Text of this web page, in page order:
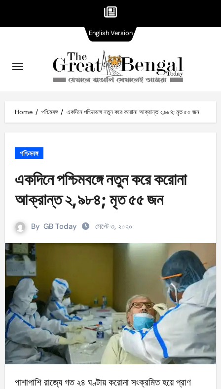
content
Home পশ্চিমবঙ্গ একদিনে পশ্চিমবঙ্গে নতুন করে করোনা আক্রান্ত ২,৯৮৪; মৃত ৫৫ জন
পশ্চিমবঙ্গ
একদিনে পশ্চিমবঙ্গে নতুন করে করোনা
আক্রান্ত ২,৯৮৪; মৃত ৫৫ জন
By GB Today সেপ্টে ৩, ২০২০
পাশাপাশি রাজ্যে গত ২৪ ঘণ্টায় করোনা সংক্রমিত হয়ে প্রাণ
English VersionVersion